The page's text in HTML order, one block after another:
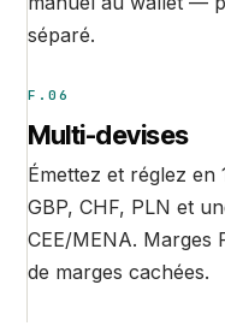
séparé.
F.06
Multi-devises
Émettez et réglez en
GBP, CHF, PLN et
CEE/MENA. Marges
de marges cachées.